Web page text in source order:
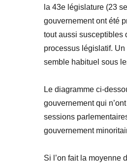
la 43e législature (23
gouvernement ont été
tout aussi susceptibles
processus législatif.
semble habituel sous
Le diagramme ci-
gouvernement qui
sessions
gouvernement
Si l’on fait la moyenne